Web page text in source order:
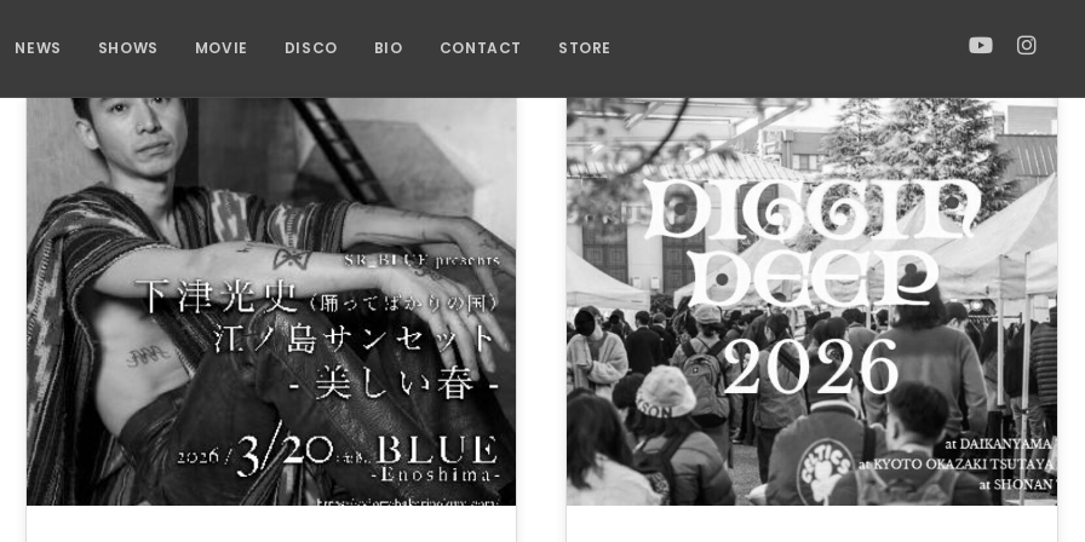
NEWS SHOWS MOVIE DISCO BIO CONTACT STORE